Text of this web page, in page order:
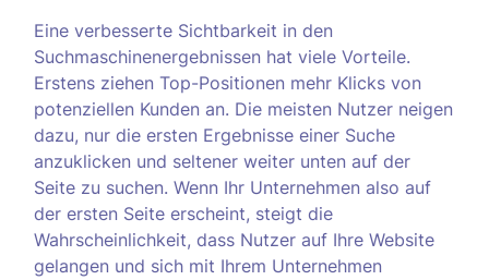
Eine verbesserte Sichtbarkeit in den
Suchmaschinenergebnissen hat viele Vorteile.
Erstens ziehen Top-Positionen mehr Klicks von
potenziellen Kunden an. Die meisten Nutzer neigen
dazu, nur die ersten Ergebnisse einer Suche
anzuklicken und seltener weiter unten auf der
Seite zu suchen. Wenn Ihr Unternehmen also auf
der ersten Seite erscheint, steigt die
Wahrscheinlichkeit, dass Nutzer auf Ihre Website
gelangen und sich mit Ihrem Unternehmen